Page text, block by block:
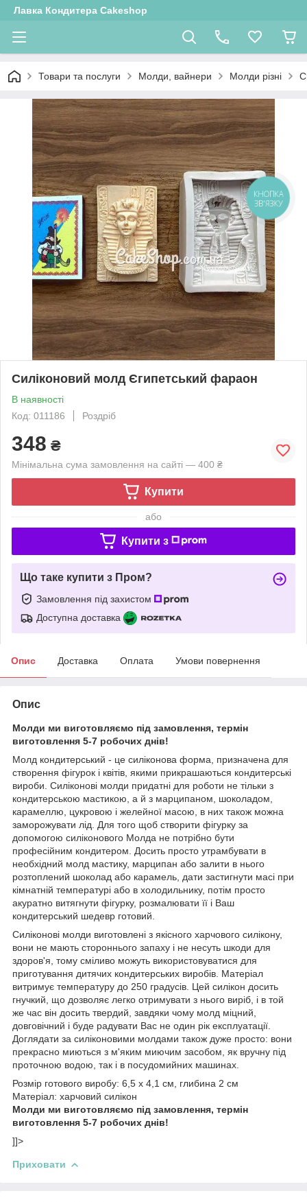
Лавка Кондитера Cakeshop
Товари та послуги Молди, вайнери Молди різні
Силіконовий молд Єгипетський фараон
В наявності
Код: 011186
Роздріб
348 ₴
Мінімальна сума замовлення на сайті — 400 ₴
Купити
або
Купити з
Що таке купити з Пром?
Замовлення під захистом
Доступна доставка
Опис Доставка Оплата Умови повернення
Опис
Молди ми виготовляємо під замовлення, термін
виготовлення 5-7 робочих днів!
Молд кондитерський - це силіконова форма, призначена для
створення фігурок і квітів, якими прикрашаються кондитерські
вироби. Силіконові молди придатні для роботи не тільки з
кондитерською мастикою, а й з марципаном, шоколадом,
карамеллю, цукровою і желейної масою, в них також можна
заморожувати лід. Для того щоб створити фігурку за
допомогою силіконового Молда не потрібно бути
професійним кондитером. Досить просто утрамбувати в
необхідний молд мастику, марципан або залити в нього
розтоплений шоколад або карамель, дати застигнути масі при
кімнатній температурі або в холодильнику, потім просто
акуратно витягнути фігурку, розмалювати її і Ваш
кондитерський шедевр готовий.
Силіконові молди виготовлені з якісного харчового силікону,
вони не мають стороннього запаху і не несуть шкоди для
здоров'я, тому сміливо можуть використовуватися для
приготування дитячих кондитерських виробів. Матеріал
витримує температуру до 250 градусів. Цей силікон досить
гнучкий, що дозволяє легко отримувати з нього виріб, і в той
же час він досить твердий, завдяки чому молд міцний,
довговічний і буде радувати Вас не один рік експлуатації.
Доглядати за силіконовими молдами також дуже просто: вони
прекрасно миються з м'яким миючим засобом, як вручну під
проточною водою, так і в посудомийних машинах.
Розмір готового виробу: 6,5 х 4,1 см, глибина 2 см
Матеріал: харчовий силікон
Молди ми виготовляємо під замовлення, термін
виготовлення 5-7 робочих днів!
]]>
Приховати
КНОПКА
ЗВ'ЯЗКУ